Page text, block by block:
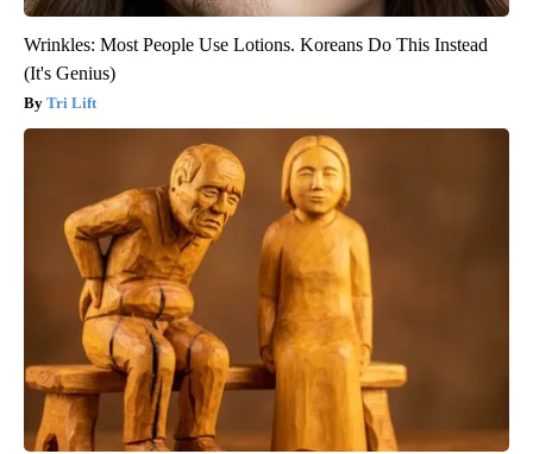
Wrinkles: Most People Use Lotions. Koreans Do This Instead
(It's Genius)
Tri Lift